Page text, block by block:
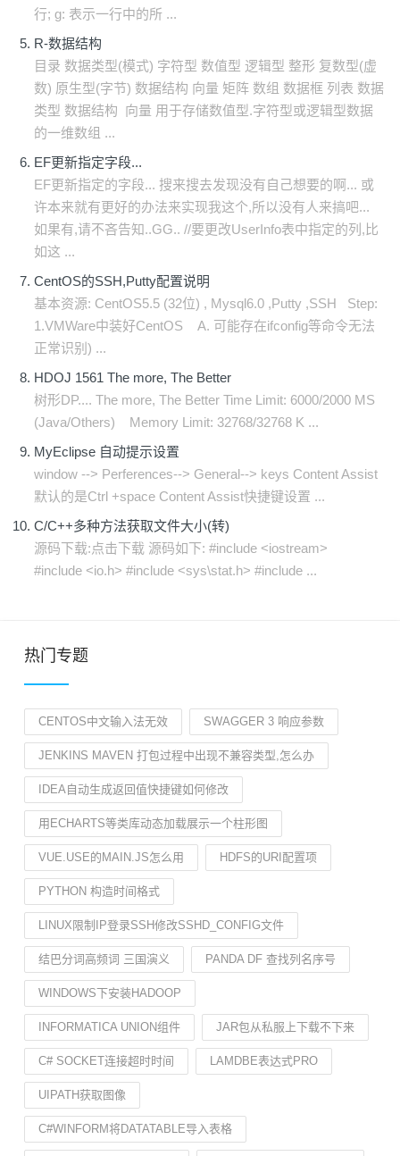
行; g: 表示一行中的所 ...
R-数据结构
目录 数据类型(模式) 字符型 数值型 逻辑型 整形 复数型(虚
数) 原生型(字节) 数据结构 向量 矩阵 数组 数据框 列表 数据
类型 数据结构 向量 用于存储数值型.字符型或逻辑型数据
的一维数组 ...
EF更新指定字段...
EF更新指定的字段... 搜来搜去发现没有自己想要的啊... 或
许本来就有更好的办法来实现我这个,所以没有人来搞吧...
如果有,请不吝告知..GG.. //要更改UserInfo表中指定的列,比
如这 ...
CentOS的SSH,Putty配置说明
基本资源: CentOS5.5 (32位) , Mysql6.0 ,Putty ,SSH Step:
1.VMWare中装好CentOS A. 可能存在ifconfig等命令无法
正常识别) ...
HDOJ 1561 The more, The Better
树形DP.... The more, The Better Time Limit: 6000/2000 MS
(Java/Others) Memory Limit: 32768/32768 K ...
MyEclipse 自动提示设置
window --> Perferences--> General--> keys Content Assist
默认的是Ctrl +space Content Assist快捷键设置 ...
C/C++多种方法获取文件大小(转)
源码下载:点击下载 源码如下: #include <iostream>
#include <io.h> #include <sys\stat.h> #include ...
热门专题
CENTOS中文输入法无效 SWAGGER 3 响应参数
JENKINS MAVEN 打包过程中出现不兼容类型,怎么办
IDEA自动生成返回值快捷键如何修改
用ECHARTS等类库动态加载展示一个柱形图
VUE.USE的MAIN.JS怎么用 HDFS的URI配置项
PYTHON 构造时间格式
LINUX限制IP登录SSH修改SSHD_CONFIG文件
结巴分词高频词 三国演义 PANDA DF 查找列名序号
WINDOWS下安装HADOOP
INFORMATICA UNION组件 JAR包从私服上下载不下来
C# SOCKET连接超时时间 LAMDBE表达式PRO
UIPATH获取图像
C#WINFORM将DATATABLE导入表格